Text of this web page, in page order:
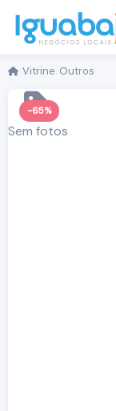
Vitrine Outros
Sem fotos
-65%